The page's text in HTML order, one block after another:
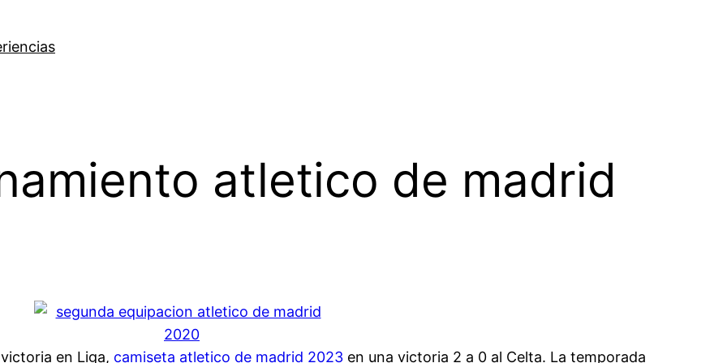
atletico de madrid
en Liga, camiseta atletico de madrid 2023 en una victoria 2 a 0 al Celta. La temporada